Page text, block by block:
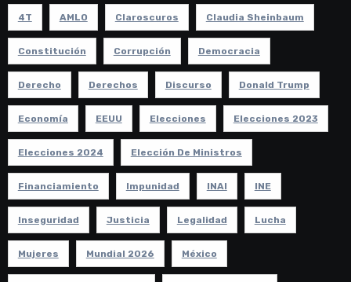
4T AMLO Claroscuros Claudia Sheinbaum
Constitución Corrupción Democracia
Derecho Derechos Discurso Donald Trump
Economía EEUU Elecciones Elecciones 2023
Elecciones 2024 Elección De Ministros
Financiamiento Impunidad INAI INE
Inseguridad Justicia Legalidad Lucha
Mujeres Mundial 2026 México